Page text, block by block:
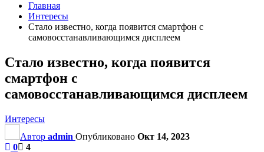
Главная
Интересы
Стало известно, когда появится смартфон с
самовосстанавливающимся дисплеем
Стало известно, когда появится
смартфон с
самовосстанавливающимся дисплеем
Интересы
Автор admin Опубликовано Окт 14, 2023
0
4